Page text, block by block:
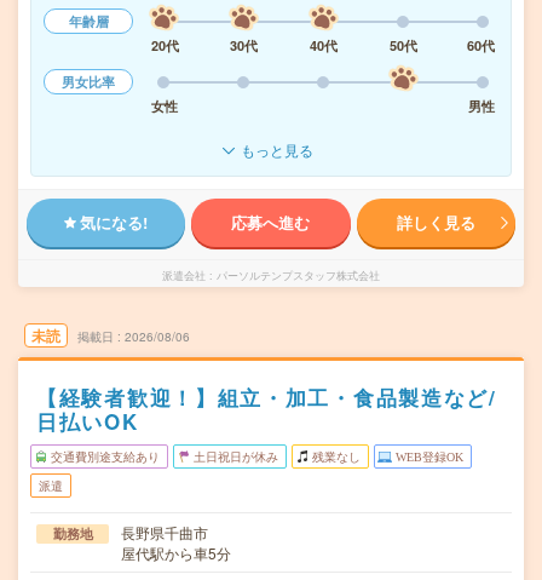
年齢層
20代
30代 40代 50代
60代
男女比率
女性
男性
もっと見る
気になる! 応募へ進む 詳しく見る
派遣会社 パーソルテンプスタッフ株式会社
未読 掲載日 2026/08/06
【経験者歓迎！】組立・加工・食品製造など/
日払いOK
交通費別途支給あり 土日祝日が休み 残業なし WEB登録OK
派遣
勤務地
長野県千曲市
屋代駅から車5分